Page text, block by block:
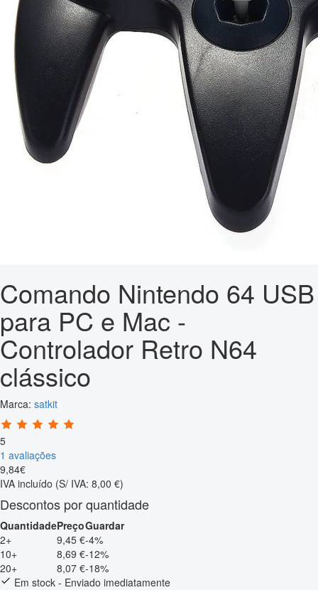
Comando Nintendo 64 USB
para PC e Mac -
Controlador Retro N64
clássico
Marca: satkit
5
1 avaliações
9,84€
IVA incluído (S/ IVA: 8,00 €)
Descontos por quantidade
QuantidadePreçoGuardar
2+
9,45 €-4%
10+
8,69 €-12%
20+
8,07 €-18%
Em stock - Enviado imediatamente